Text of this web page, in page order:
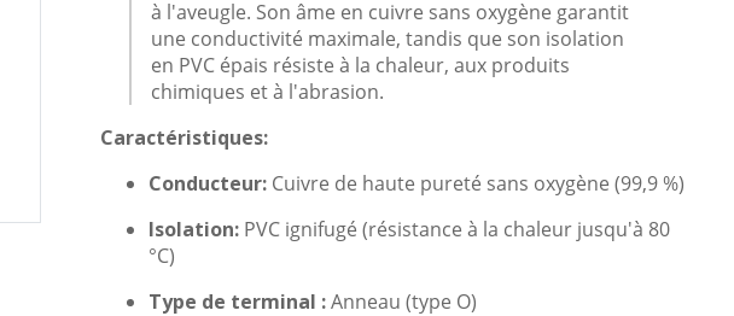
à l'aveugle. Son âme en cuivre sans oxygène garantit
une conductivité maximale, tandis que son isolation
en PVC épais résiste à la chaleur, aux produits
chimiques et à l'abrasion.
Caractéristiques:
Conducteur: Cuivre de haute pureté sans oxygène (99,9 %)
Isolation: PVC ignifugé (résistance à la chaleur jusqu'à 80
°C)
Type de terminal :Anneau (type O)